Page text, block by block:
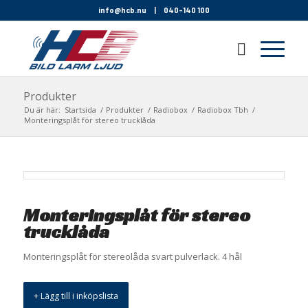
info@hcb.nu | 040-140 100
Produkter
Du är här: Startsida / Produkter / Radiobox / Radiobox Tbh /
Monteringsplåt för stereo trucklåda
Monteringsplåt för stereo
trucklåda
Monteringsplåt för stereolåda svart pulverlack. 4 hål
+ Lägg till i inköpslista